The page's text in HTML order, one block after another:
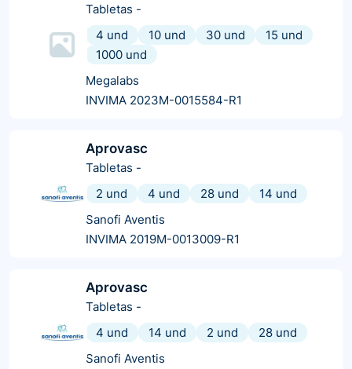
Tabletas -
4 und
10 und 30 und
15 und
1000 und
Megalabs
INVIMA 2023M-0015584-R1
Aprovasc
Tabletas -
2 und
4 und 28 und
14 und
Sanofi Aventis
INVIMA 2019M-0013009-R1
Aprovasc
Tabletas -
4 und
14 und 2 und
28 und
Sanofi Aventis